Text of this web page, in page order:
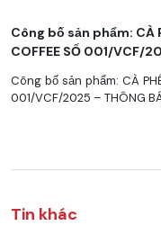
Công bố sản phẩm: CÀ
COFFEE SỐ 001/VCF/
Công bố sản phẩm: CÀ
001/VCF/2025 – THÔNG
Tin khác